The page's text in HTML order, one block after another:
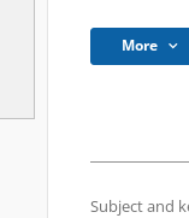
More
Subject and